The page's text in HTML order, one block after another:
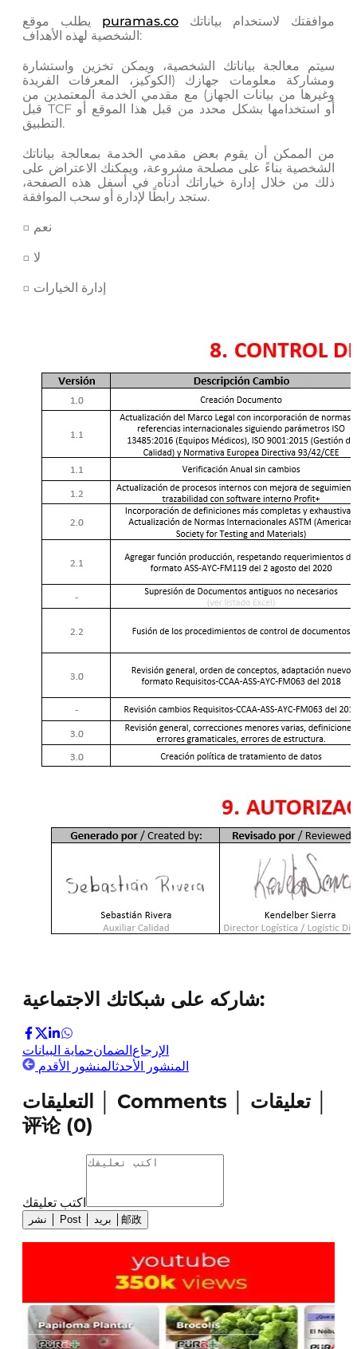
puramas.co
الشخصية لهذه الأهداف:
سيتم معالجة بياناتك الشخصية، ويمكن تخزين واستشارة
ومشاركة معلومات جهازك (الكوكيز، المعرفات الفريدة
وغيرها من بيانات الجهاز) مع مقدمي الخدمة المعتمدين من
قبل TCF أو استخدامها بشكل محدد من قبل هذا الموقع أو
التطبيق.
من الممكن أن يقوم بعض مقدمي الخدمة بمعالجة بياناتك
الشخصية بناءً على مصلحة مشروعة، ويمكنك الاعتراض على
ذلك من خلال إدارة خياراتك أدناه. في أسفل هذه الصفحة،
ستجد رابطًا لإدارة أو سحب الموافقة.
□ نعم
□ لا
□ إدارة الخيارات
شاركه على شبكاتك الاجتماعية:
الإرجاعالضمانحماية البيانات
المنشور الأحدثالمنشور الأقدم
التعليقات │ Comments │ تعليقات │
评论(0)
اكتب تعليقك
نشر │ Post │ بريد │邮政